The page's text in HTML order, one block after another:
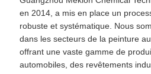
en 2014, a mis en place un
robuste et systématique. Nous
dans les secteurs de la peinture
offrant une vaste gamme de
automobiles, des revêtements